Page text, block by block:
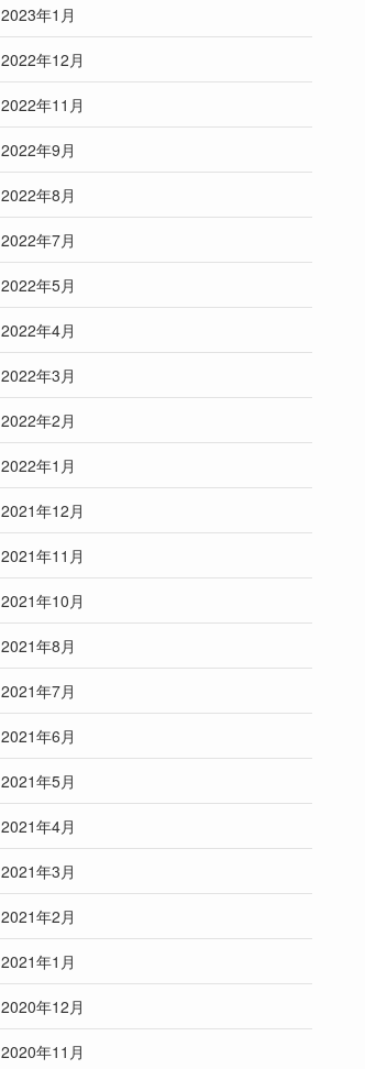
2023年1月
2022年12月
2022年11月
2022年9月
2022年8月
2022年7月
2022年5月
2022年4月
2022年3月
2022年2月
2022年1月
2021年12月
2021年11月
2021年10月
2021年8月
2021年7月
2021年6月
2021年5月
2021年4月
2021年3月
2021年2月
2021年1月
2020年12月
2020年11月